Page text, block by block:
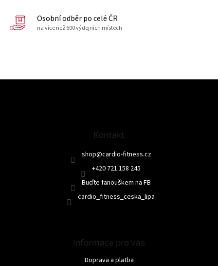
Osobní odběr po celé ČR
na více než 600 výdejních místech
Kontakt
shop@cardio-fitness.cz
+420 721 158 245
Buďte fanouškem na FB
cardio_fitness_ceska_lipa
Informace pro vás
Doprava a platba